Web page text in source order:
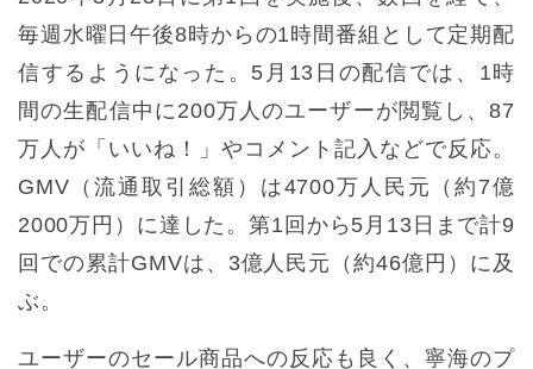
毎週水曜日午後8時からの1時間番組として定期配
信するようになった。5月13日の配信では、1時
間の生配信中に200万人のユーザーが閲覧し、87
万人が「いいね！」やコメント記入などで反応。
GMV（流通取引総額）は4700万人民元（約7億
2000万円）に達した。第1回から5月13日まで計9
回での累計GMVは、3億人民元（約46億円）に及
ぶ。
ユーザーのセール商品への反応も良く、寧海のプ